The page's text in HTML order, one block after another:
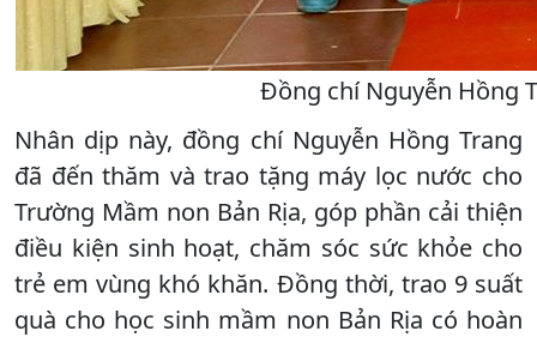
Đồng chí Nguyễn Hồng
Nhân dịp này, đồng chí Nguyễn Hồng Trang
đã đến thăm và trao tặng máy lọc nước cho
Trường Mầm non Bản Rịa, góp phần cải thiện
điều kiện sinh hoạt, chăm sóc sức khỏe cho
trẻ em vùng khó khăn. Đồng thời, trao 9 suất
quà cho học sinh mầm non Bản Rịa có hoàn